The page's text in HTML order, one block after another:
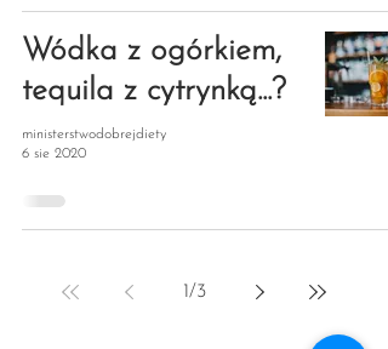
Wódka z ogórkiem,
tequila z cytrynką...?
ministerstwodobrejdiety
6 sie 2020
1/3